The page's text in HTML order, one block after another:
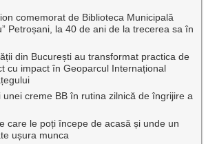
comemorat de Biblioteca Municipală
Petroșani, la 40 de ani de la trecerea sa în
din București au transformat practica de
cu impact în Geoparcul Internațional
unei creme BB în rutina zilnică de îngrijire a
care le poți începe de acasă și unde un
ușura munca